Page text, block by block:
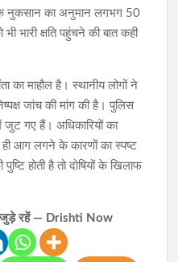
के नुकसान का अनुमान लगभग 50
भारी क्षति पहुंचने की बात कही
का माहौल है। स्थानीय लोगों ने
जांच की मांग की है। पुलिस
जुट गए हैं। अधिकारियों का
ही आग लगने के कारणों का स्पष्ट
होती है तो दोषियों के खिलाफ
जुड़े रहें — Drishti Now